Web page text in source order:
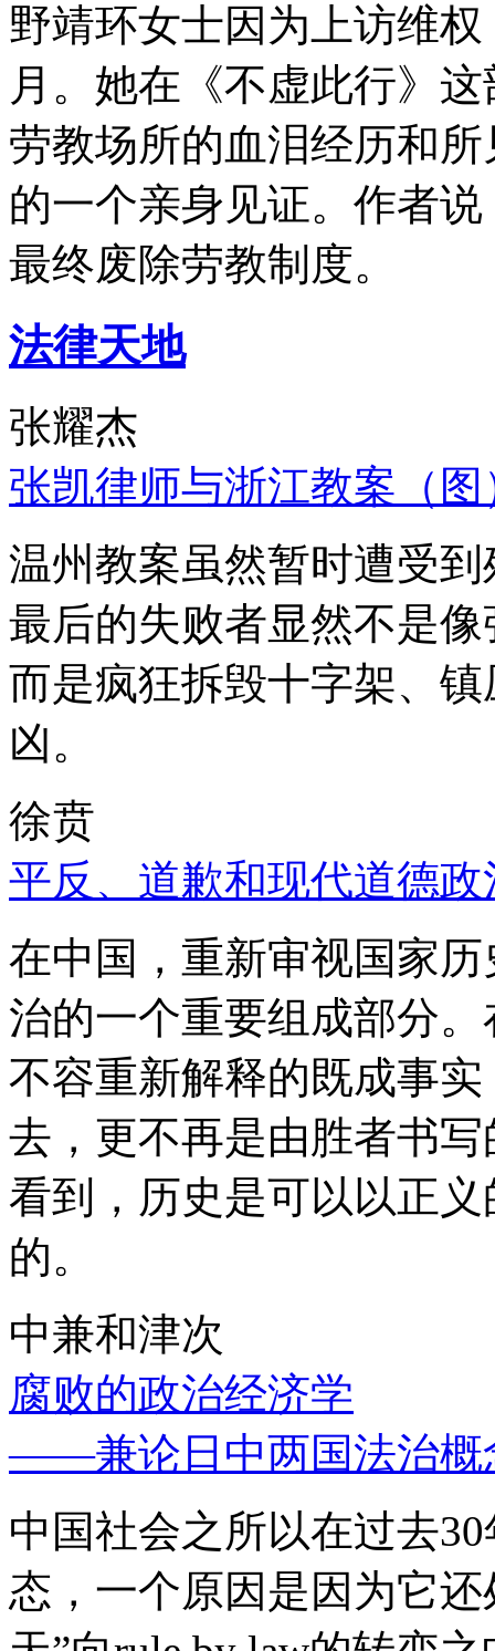
野靖环女士因为上访维
月。她在《不虚此行》
劳教场所的血泪经历和
的一个亲身见证。作者
最终废除劳教制度。
法律天地
张耀杰
张凯律师与浙江教案（图
温州教案虽然暂时遭受
最后的失败者显然不是
而是疯狂拆毁十字架、
凶。
徐贲
平反、道歉和现代道德政
在中国，重新审视国家
治的一个重要组成部分
不容重新解释的既成事
去，更不再是由胜者书
看到，历史是可以以正
的。
中兼和津次
腐败的政治经济学
——兼论日中两国法治概
中国社会之所以在过去
态，一个原因是因为它